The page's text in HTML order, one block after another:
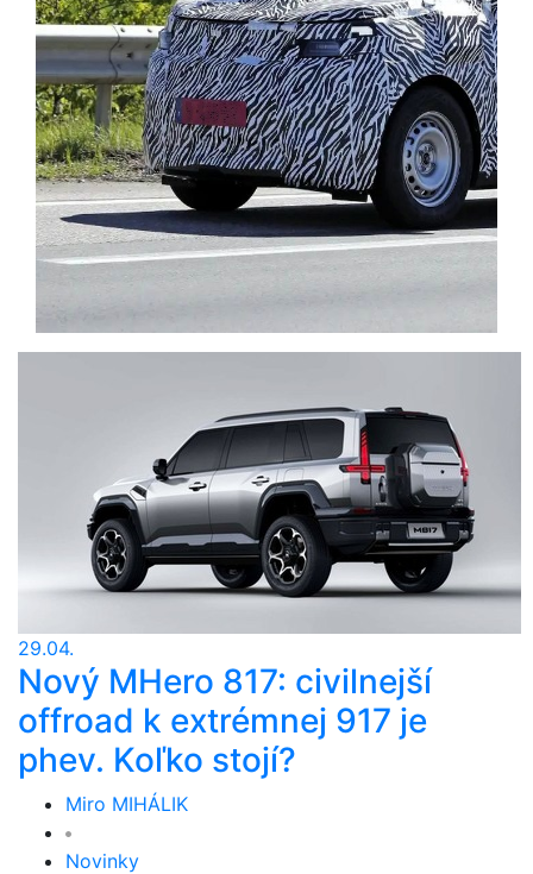
29.04.
Nový MHero 817: civilnejší
offroad k extrémnej 917 je
phev. Koľko stojí?
Miro MIHÁLIK
Novinky